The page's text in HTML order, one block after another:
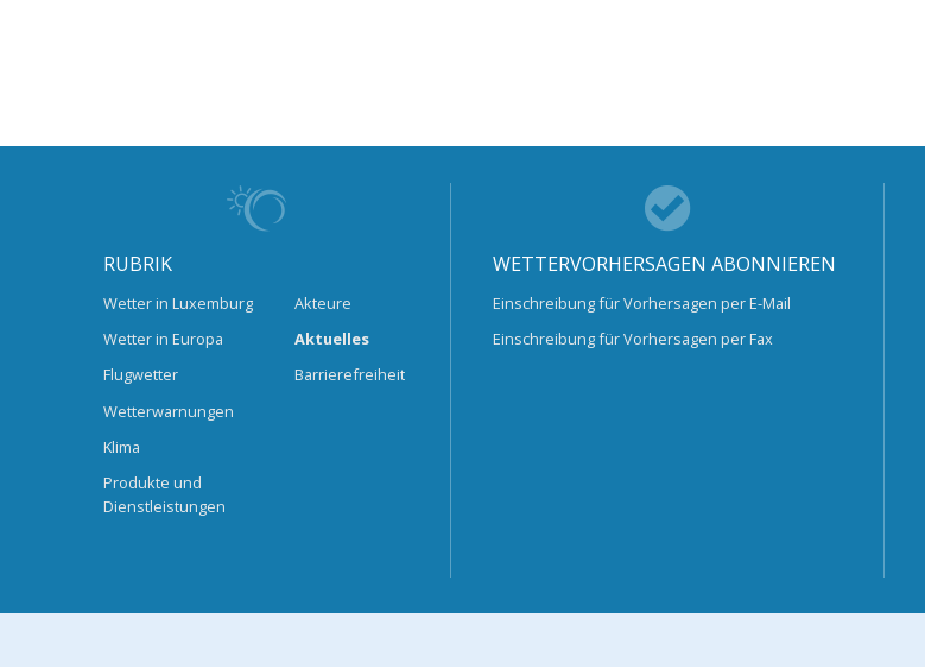
RUBRIK
Wetter in Luxemburg
Wetter in Europa
Flugwetter
Wetterwarnungen
Klima
Produkte und
Dienstleistungen
Akteure
Aktuelles
Barrierefreiheit
WETTERVORHERSAGEN ABONNIEREN
Einschreibung für Vorhersagen per E-Mail
Einschreibung für Vorhersagen per Fax